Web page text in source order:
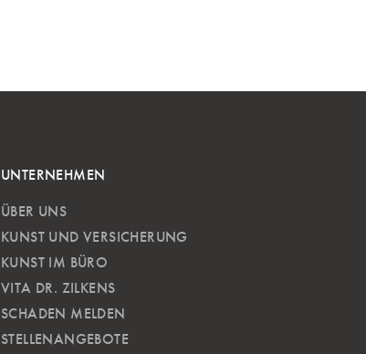
UNTERNEHMEN
ÜBER UNS
KUNST UND VERSICHERUNG
KUNST IM BÜRO
VITA DR. ZILKENS
SCHADEN MELDEN
STELLENANGEBOTE